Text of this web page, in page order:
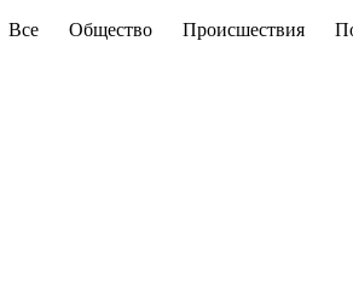
Все Общество Происшествия